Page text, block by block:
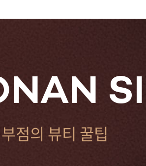
점의 뷰티 꿀팁